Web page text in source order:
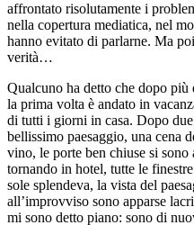
affrontato risolutamente i
nella copertura mediatica, nel
hanno evitato di parlarne. Ma
verità…
Qualcuno ha detto che dopo
la prima volta è andato in
di tutti i giorni in casa. Dopo
bellissimo paesaggio, una cena
vino, le porte ben chiuse si sono
tornando in hotel, tutte le
sole splendeva, la vista del
all’improvviso sono apparse
mi sono detto piano: sono di